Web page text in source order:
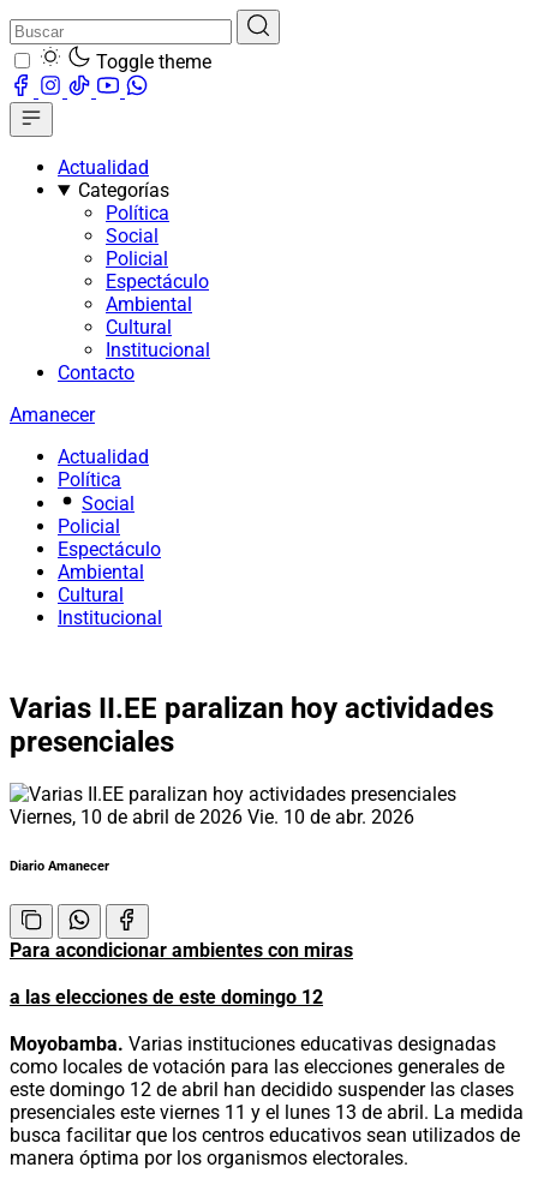
Toggle theme
Actualidad
Categorías
Política
Social
Policial
Espectáculo
Ambiental
Cultural
Institucional
Contacto
Amanecer
Actualidad
Política
Social
Policial
Espectáculo
Ambiental
Cultural
Institucional
Varias II.EE paralizan hoy actividades
presenciales
Viernes, 10 de abril de 2026 Vie. 10 de abr. 2026
Diario Amanecer
Para acondicionar ambientes con miras
a las elecciones de este domingo 12
Moyobamba. Varias instituciones educativas designadas
como locales de votación para las elecciones generales de
este domingo 12 de abril han decidido suspender las clases
presenciales este viernes 11 y el lunes 13 de abril. La medida
busca facilitar que los centros educativos sean utilizados de
manera óptima por los organismos electorales.